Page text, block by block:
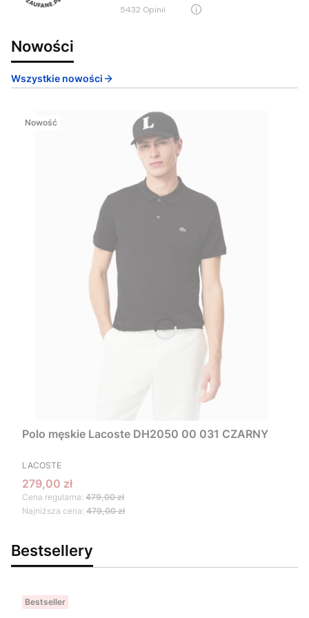
5432 opinii
Nowości
Wszystkie nowości
Nowość
Polo męskie Lacoste DH2050 00 031 CZARNY
PRODUCENT
LACOSTE
Cena promocyjna
279,00 zł
Cena regularna: 479,00 zł
Najniższa cena: 479,00 zł
Bestsellery
Bestseller